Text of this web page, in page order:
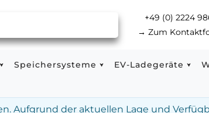
+49 (0) 2224
→ Zum
Speichersysteme EV-Ladegeräte
Aufgrund der aktuellen Lage und